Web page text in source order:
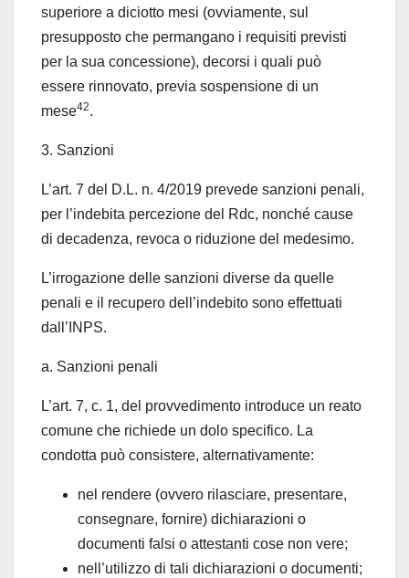
superiore a diciotto mesi (ovviamente, sul
presupposto che permangano i requisiti previsti
per la sua concessione), decorsi i quali può
essere rinnovato, previa sospensione di un
mese42.
3. Sanzioni
L’art. 7 del D.L. n. 4/2019 prevede sanzioni penali,
per l’indebita percezione del Rdc, nonché cause
di decadenza, revoca o riduzione del medesimo.
L’irrogazione delle sanzioni diverse da quelle
penali e il recupero dell’indebito sono effettuati
dall’INPS.
a. Sanzioni penali
L’art. 7, c. 1, del provvedimento introduce un reato
comune che richiede un dolo specifico. La
condotta può consistere, alternativamente:
nel rendere (ovvero rilasciare, presentare,
consegnare, fornire) dichiarazioni o
documenti falsi o attestanti cose non vere;
nell’utilizzo di tali dichiarazioni o documenti;